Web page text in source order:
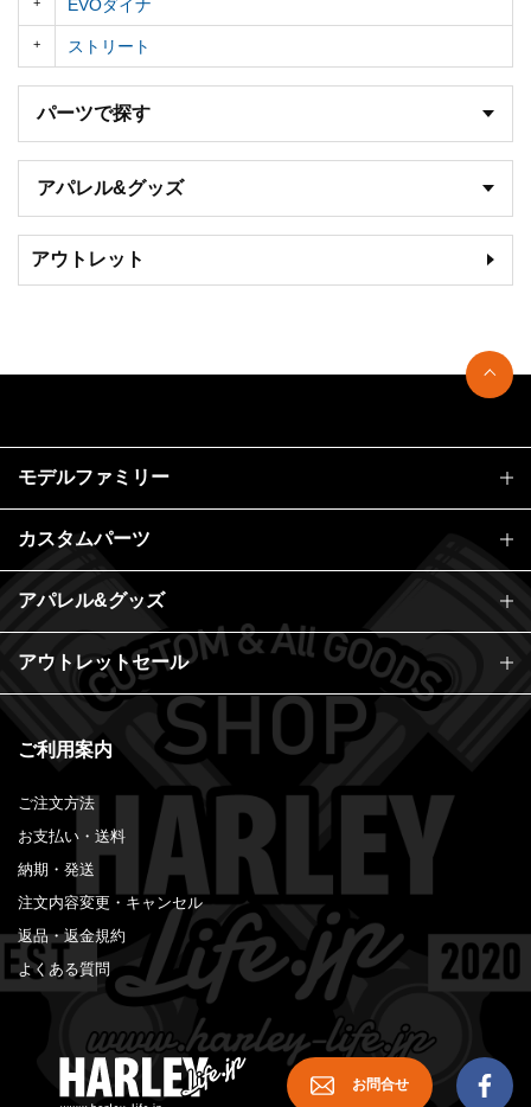
EVOダイナ
ストリート
パーツで探す
アパレル&グッズ
アウトレット
ご利用案内
ご注文方法
お支払い・送料
納期・発送
注文内容変更・キャンセル
返品・返金規約
よくある質問
モデルファミリー
カスタムパーツ
アパレル&グッズ
アウトレットセール
お問合せ